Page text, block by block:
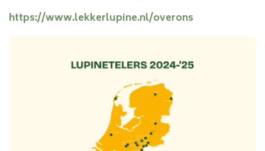
https://www.lekkerlupine.nl/overons